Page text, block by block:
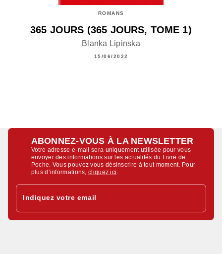
ROMANS
365 JOURS (365 JOURS, TOME 1)
Blanka Lipinska
15/06/2022
ABONNEZ-VOUS À LA NEWSLETTER
Votre adresse e-mail sera uniquement utilisée pour vous
envoyer des informations sur les actualités du Livre de
Poche. Vous pouvez vous désinscrire à tout moment. Pour
plus d’informations,cliquez ici.
Indiquez votre email